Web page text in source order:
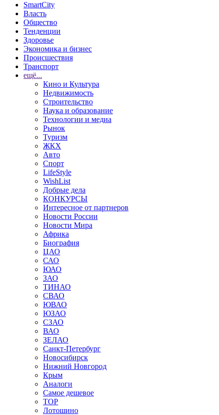
SmartCity
Власть
Общество
Тенденции
Здоровье
Экономика и бизнес
Происшествия
Транспорт
ещё...
Кино и Культура
Недвижимость
Строительство
Наука и образование
Технологии и медиа
Рынок
Туризм
ЖКХ
Авто
Спорт
LifeStyle
WishList
Добрые дела
КОНКУРСЫ
Интересное от партнеров
Новости России
Новости Мира
Африка
Биография
ЦАО
САО
ЮАО
ЗАО
ТИНАО
СВАО
ЮВАО
ЮЗАО
СЗАО
ВАО
ЗЕЛАО
Санкт-Петербург
Новосибирск
Нижний Новгород
Крым
Аналоги
Самое дешевое
TOP
Лотошино